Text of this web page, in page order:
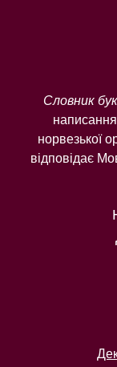
Словник
норвезької
відповідає